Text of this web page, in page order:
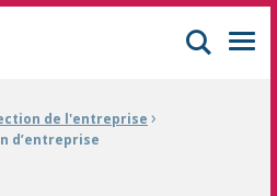
de formation continue à Mulhouse
de l'entreprise ›
d’entreprise